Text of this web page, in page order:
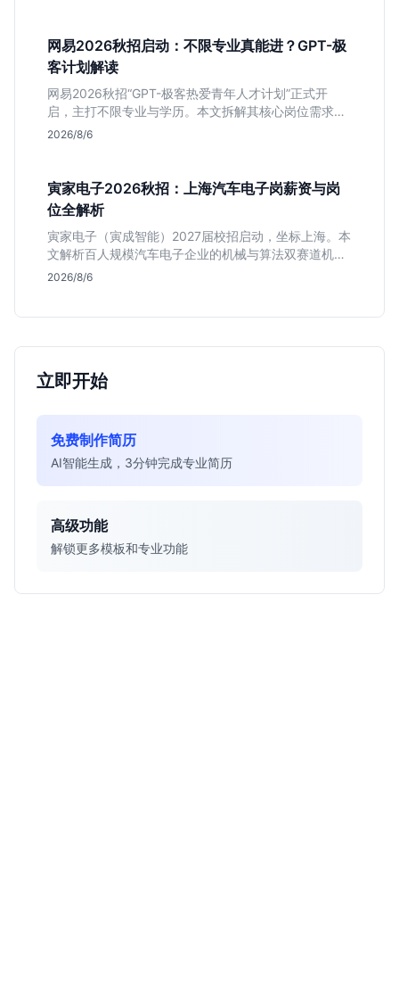
网易2026秋招启动：不限专业真能进？GPT-极
客计划解读
网易2026秋招“GPT-极客热爱青年人才计划”正式开
启，主打不限专业与学历。本文拆解其核心岗位需求
（技术研发、游戏策划、算法），分析非科班同学的投
2026/8/6
寅家电子2026秋招：上海汽车电子岗薪资与岗
位全解析
寅家电子（寅成智能）2027届校招启动，坐标上海。本
文解析百人规模汽车电子企业的机械与算法双赛道机
会，分析薪资面议背后的含金量及应届生成长路径，助
2026/8/6
立即开始
免费制作简历
AI智能生成，3分钟完成专业简历
高级功能
解锁更多模板和专业功能